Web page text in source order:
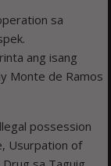
sa
ang isang
Monte de Ramos
possession
Usurpation of